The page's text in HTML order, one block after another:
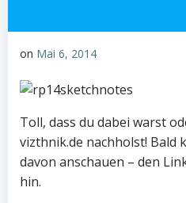
on Mai 6, 2014
Toll, dass du dabei warst
vizthnik.de nachholst! Bald
davon anschauen – den
hin.